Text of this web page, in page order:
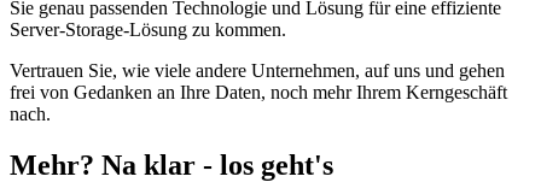
Sie genau passenden Technologie und Lösung für eine effiziente
Server-Storage-Lösung zu kommen.
Vertrauen Sie, wie viele andere Unternehmen, auf uns und gehen
frei von Gedanken an Ihre Daten, noch mehr Ihrem Kerngeschäft
nach.
Mehr? Na klar - los geht's